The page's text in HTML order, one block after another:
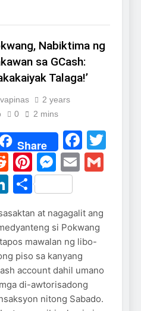
Nabiktima ng
sa GCash:
Talaga!’
2 years
0 2 mins
Share
Reddit
Pinterest
Email
LinkedIn
Share
at nagagalit ang
si Pokwang
mawalan ng libo-
piso sa kanyang
account dahil umano
di-awtorisadong
nitong Sabado.